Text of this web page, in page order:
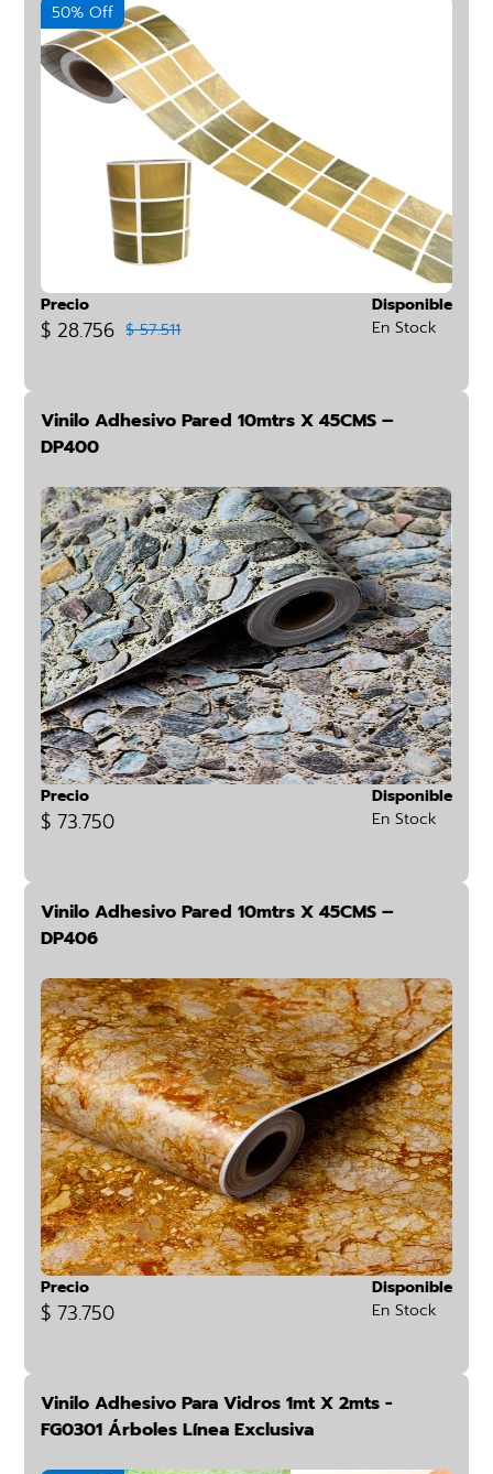
50% Off
Precio
$ 28.756 $ 57.511
Disponible
En Stock
Vinilo Adhesivo Pared 10mtrs X 45CMS –
DP400
Precio
$ 73.750
Disponible
En Stock
Vinilo Adhesivo Pared 10mtrs X 45CMS –
DP406
Precio
$ 73.750
Disponible
En Stock
Vinilo Adhesivo Para Vidros 1mt X 2mts -
FG0301 Árboles Línea Exclusiva